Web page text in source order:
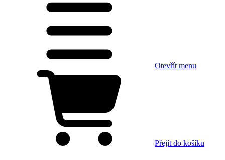
Otevřít menu
Přejít do košíku